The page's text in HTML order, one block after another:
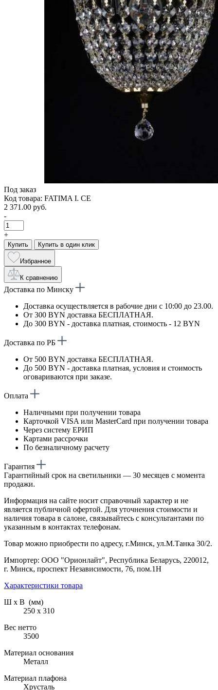
Под заказ
Код товара: FATIMA I. CE
2 371.00 руб.
-
+
Купить Купить в один клик
Избранное
К сравнению
Доставка по Минску
Доставка осуществляется в рабочие дни с 10:00 до 23.00.
От 300 BYN доставка БЕСПЛАТНАЯ.
До 300 BYN - доставка платная, стоимость - 12 BYN
Доставка по РБ
От 500 BYN доставка БЕСПЛАТНАЯ.
До 500 BYN - доставка платная, условия и стоимость
оговариваются при заказе.
Оплата
Наличными при получении товара
Карточкой VISA или MasterCard при получении товара
Через систему ЕРИП
Картами рассрочки
По безналичному расчету
Гарантия
Гарантийный срок на светильники — 30 месяцев с момента
продажи.
Информация на сайте носит справочный характер и не
является публичной офертой. Для уточнения стоимости и
наличия товара в салоне, связывайтесь с консультантами по
указанным в контактах телефонам.
Товар можно приобрести по адресу, г.Минск, ул.М.Танка 30/2.
Импортер: ООО "Орионлайт", Республика Беларусь, 220012,
г. Минск, проспект Независимости, 76, пом.1Н
Характеристики товара
Ш х В (мм)
250 х 310
Вес нетто
3500
Материал основания
Металл
Материал плафона
Хрусталь